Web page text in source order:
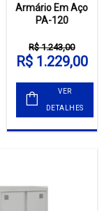
Armário Em Aço
PA-120
R$ 1.243,00
R$ 1.229,00
VER
DETALHES